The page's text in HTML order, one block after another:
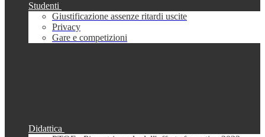
Studenti
Giustificazione assenze ritardi uscite
Privacy
Gare e competizioni
Didattica